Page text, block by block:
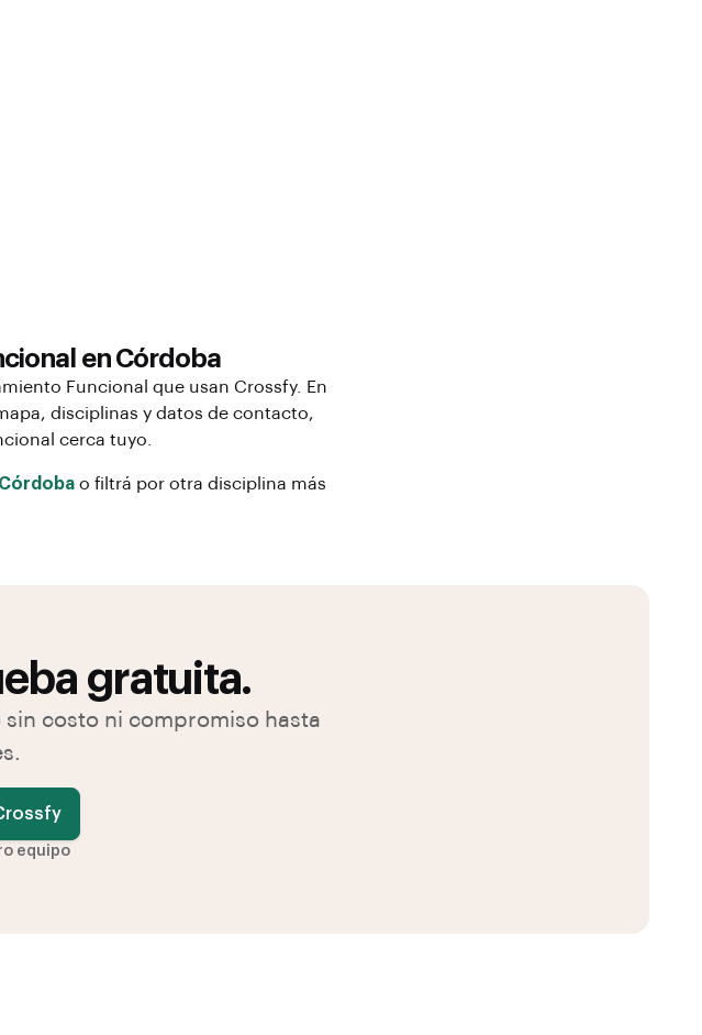
en Córdoba
Funcional que usan Crossfy. En
disciplinas y datos de contacto,
cerca tuyo.
Córdoba o filtrá por otra disciplina más
gratuita.
costo ni compromiso hasta
equipo